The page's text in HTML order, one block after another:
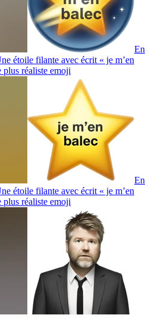
En
étoile filante avec écrit « je m’en
plus réaliste emoji
En
étoile filante avec écrit « je m’en
plus réaliste emoji